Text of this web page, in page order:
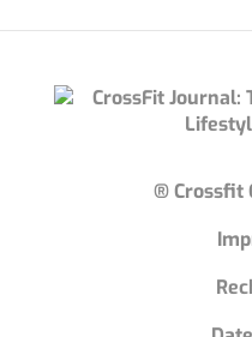
® Crossfit